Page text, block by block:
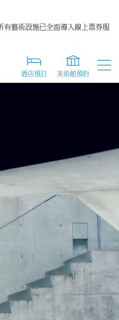
藝術設施已全面導入線上票券服
酒店預訂 美術館預約